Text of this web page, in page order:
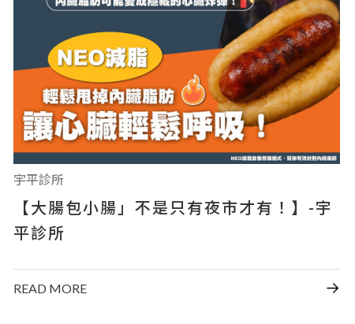
宇平診所
【大腸包小腸」不是只有夜市才有！】-宇
平診所
READ MORE